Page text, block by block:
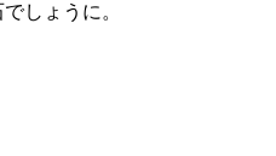
しょうに。